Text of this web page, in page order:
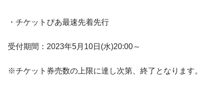
・チケットぴあ最速先着先行
受付期間：2023年5月10日(水)20:00～
※チケット券売数の上限に達し次第、終了となります。